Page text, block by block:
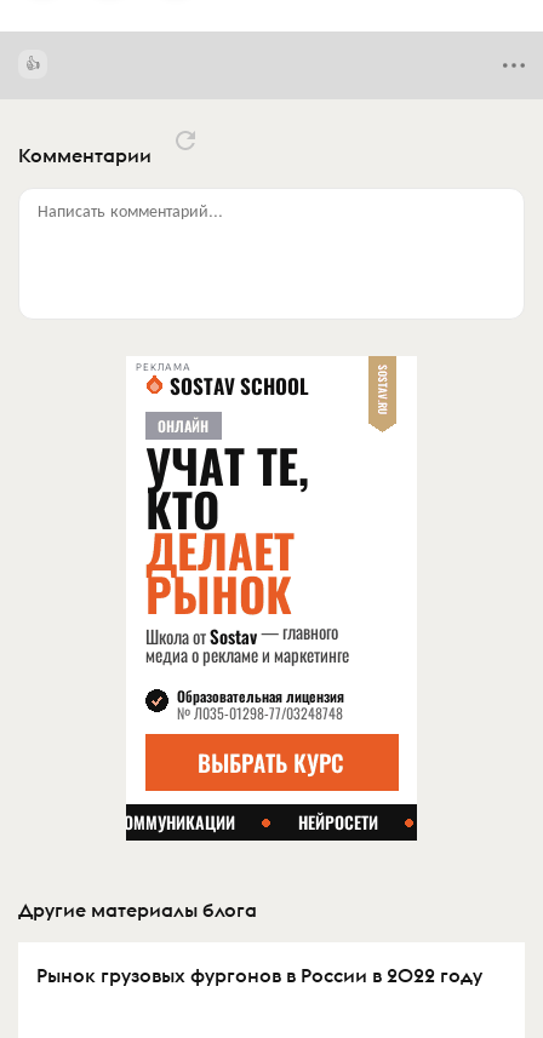
Комментарии
Написать комментарий...
РЕКЛАМА
Другие материалы блога
Рынок грузовых фургонов в России в 2022 году